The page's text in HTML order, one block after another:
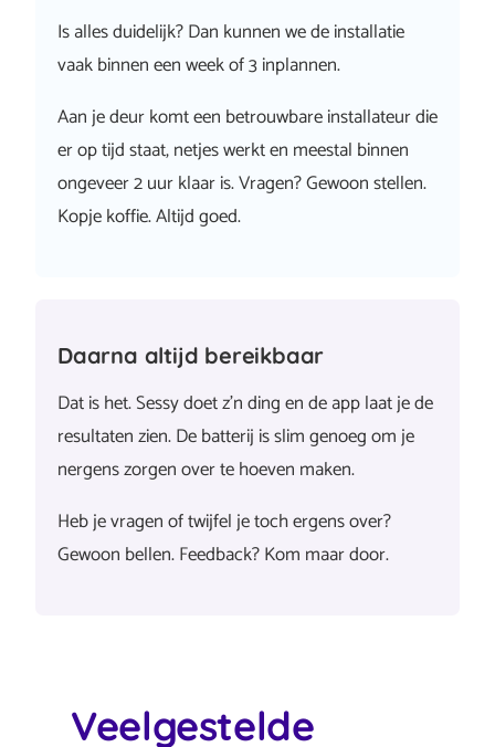
Is alles duidelijk? Dan kunnen we de installatie
vaak binnen een week of 3 inplannen.
Aan je deur komt een betrouwbare installateur die
er op tijd staat, netjes werkt en meestal binnen
ongeveer 2 uur klaar is. Vragen? Gewoon stellen.
Kopje koffie. Altijd goed.
Daarna altijd bereikbaar
Dat is het. Sessy doet z’n ding en de app laat je de
resultaten zien. De batterij is slim genoeg om je
nergens zorgen over te hoeven maken.
Heb je vragen of twijfel je toch ergens over?
Gewoon bellen. Feedback? Kom maar door.
Veelgestelde